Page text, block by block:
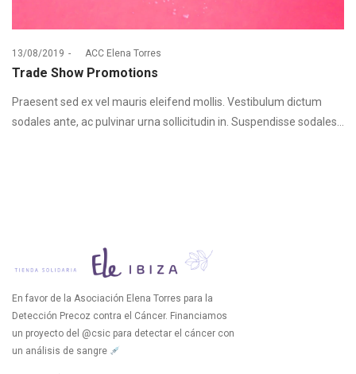
Posted
on
13/08/2019 byACC Elena Torres
Trade Show Promotions
Praesent sed ex vel mauris eleifend mollis. Vestibulum dictum
sodales ante, ac pulvinar urna sollicitudin in. Suspendisse sodales…
En favor de la Asociación Elena Torres para la
Detección Precoz contra el Cáncer. Financiamos
un proyecto del @csic para detectar el cáncer con
un análisis de sangre